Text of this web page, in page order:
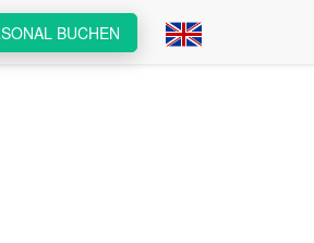
BUCHEN